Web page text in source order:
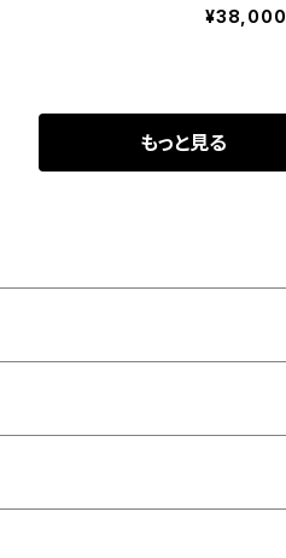
¥38,000
もっと見る